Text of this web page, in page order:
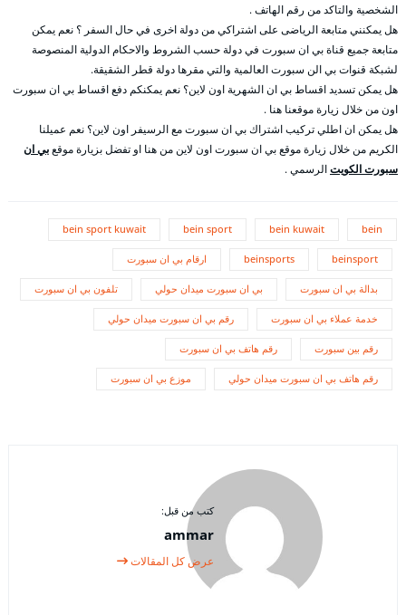
الشخصية والتاكد من رقم الهاتف .
هل يمكنني متابعة الرياضى على اشتراكي من دولة اخرى في حال السفر ؟ نعم يمكن
متابعة جميع قناة بي ان سبورت في دولة حسب الشروط والاحكام الدولية المنصوصة
لشبكة قنوات بي الن سبورت العالمية والتي مقرها دولة قطر الشقيقة.
هل يمكن تسديد اقساط بي ان الشهرية اون لاين؟ نعم يمكنكم دفع اقساط بي ان سبورت
اون من خلال زيارة موقعنا هنا .
هل يمكن ان اطلي تركيب اشتراك بي ان سبورت مع الرسيفر اون لاين؟ نعم عميلنا
الكريم من خلال زيارة موقع بي ان سبورت اون لاين من هنا او تفضل بزيارة موقعبي ان
سبورت الكويتالرسمي .
bein
bein kuwait
bein sport
bein sport kuwait
beinsport
beinsports ارقام بي ان سبورت
بدالة بي ان سبورت بي ان سبورت ميدان حولي تلفون بي ان سبورت
خدمة عملاء بي ان سبورت رقم بي ان سبورت ميدان حولي
رقم بين سبورت رقم هاتف بي ان سبورت
رقم هاتف بي ان سبورت ميدان حولي موزع بي ان سبورت
كتب من قبل:
ammar
عرض كل المقالات